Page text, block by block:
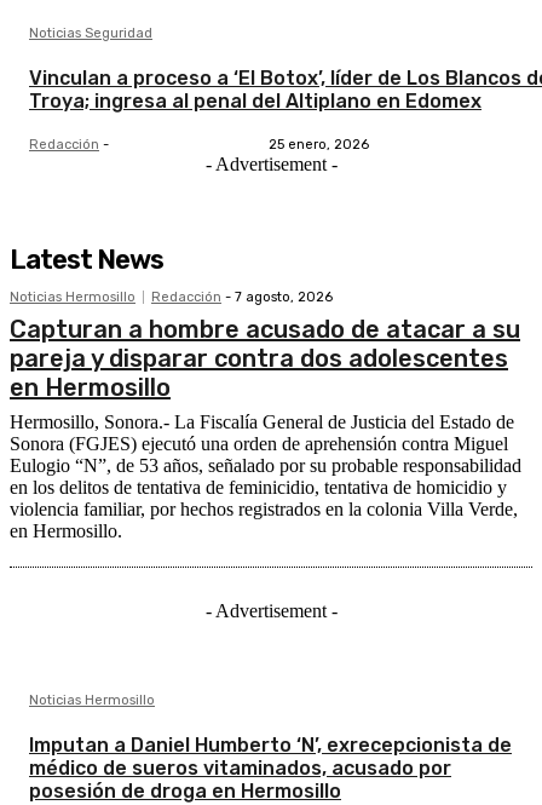
Noticias Seguridad
Vinculan a proceso a ‘El Botox’, líder de Los Blancos
Troya; ingresa al penal del Altiplano en Edomex
Redacción - 25 enero, 2026
- Advertisement -
Latest News
Noticias Hermosillo Redacción - 7 agosto, 2026
Capturan a hombre acusado de atacar a su
pareja y disparar contra dos adolescentes
en Hermosillo
Hermosillo, Sonora.- La Fiscalía General de Justicia del Estado de
Sonora (FGJES) ejecutó una orden de aprehensión contra Miguel
Eulogio “N”, de 53 años, señalado por su probable responsabilidad
en los delitos de tentativa de feminicidio, tentativa de homicidio y
violencia familiar, por hechos registrados en la colonia Villa Verde,
en Hermosillo.
- Advertisement -
Noticias Hermosillo
Imputan a Daniel Humberto ‘N’, exrecepcionista de
médico de sueros vitaminados, acusado por
posesión de droga en Hermosillo